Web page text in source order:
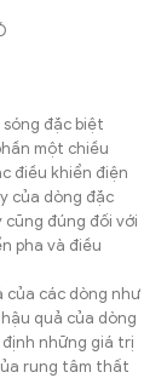
đặc biệt
một chiều
điều khiển điện
của dòng đặc
đúng đối với
pha và điều
của các dòng như
quả của dòng
những giá trị
rung tâm thất